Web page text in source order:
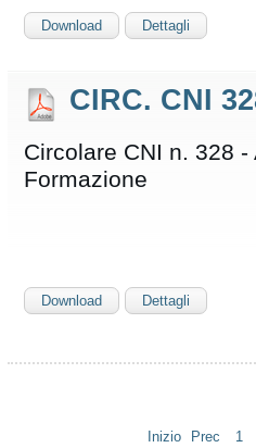
Download Dettagli
CIRC. CNI
Circolare CNI n. 328 -
Formazione
Download Dettagli
Inizio Prec 1